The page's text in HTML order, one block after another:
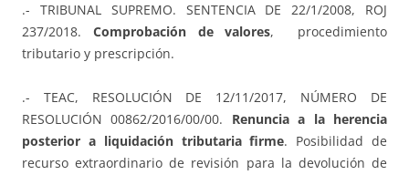
.- TRIBUNAL SUPREMO. SENTENCIA DE 22/1/2008, ROJ
237/2018. Comprobación de valores, procedimiento
tributario y prescripción.
.- TEAC, RESOLUCIÓN DE 12/11/2017, NÚMERO DE
RESOLUCIÓN 00862/2016/00/00. Renuncia a la herencia
posterior a liquidación tributaria firme. Posibilidad de
recurso extraordinario de revisión para la devolución de